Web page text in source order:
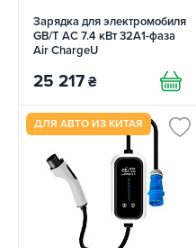
Зарядка для электромобиля
GB/T AC 7.4 кВт 32A1-фаза
Air ChargeU
25 217 ₴
ДЛЯ АВТО ИЗ КИТАЯ